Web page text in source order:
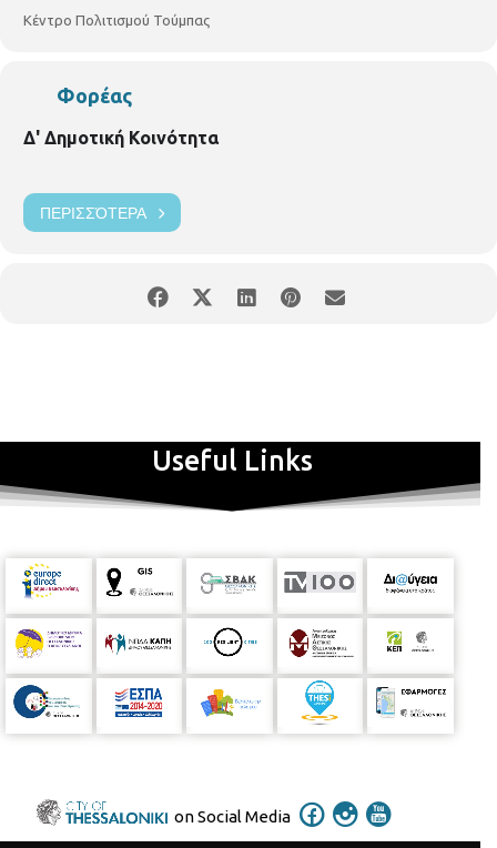
Κέντρο Πολιτισμού Τούμπας
Φορέας
Δ' Δημοτική Κοινότητα
ΠΕΡΙΣΣΌΤΕΡΑ
Useful Links
on Social Media